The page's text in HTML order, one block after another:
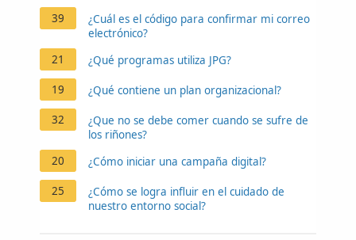
39
¿Cuál es el código para confirmar mi correo
electrónico?
21
¿Qué programas utiliza JPG?
19 ¿Qué contiene un plan organizacional?
32
¿Que no se debe comer cuando se sufre de
los riñones?
20
¿Cómo iniciar una campaña digital?
25
¿Cómo se logra influir en el cuidado de
nuestro entorno social?